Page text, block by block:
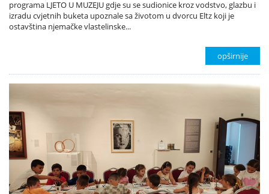
programa LJETO U MUZEJU gdje su se sudionice kroz vodstvo, glazbu i
izradu cvjetnih buketa upoznale sa životom u dvorcu Eltz koji je
ostavština njemačke vlastelinske...
opširnije